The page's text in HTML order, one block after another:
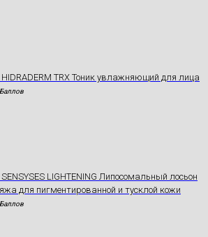
HIDRADERM TRX Тоник увлажняющий для лица
SENSYSES LIGHTENING Липосомальный лосьон
для пигментированной и тусклой кожи